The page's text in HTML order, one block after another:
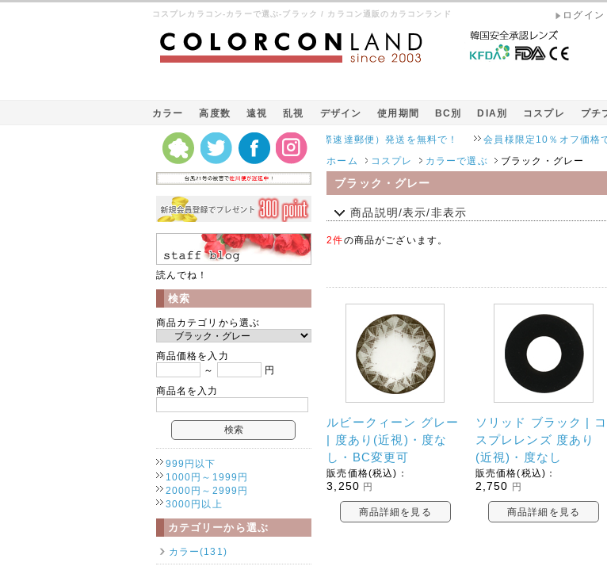
コスプレカラコン-カラーで選ぶ-ブラック / カラコン通販のカラコンランド ログイ
カラー 高度数 遠視 乱視 デザイン 使用期間 BC別 DIA別 コスプレ プチ
Kパケット（韓国の国際速達郵便）発送を無料で！ 会員様限定10％オフ価格でご提
ホーム コスプレ カラーで選ぶ ブラック・グレー
ブラック・グレー
商品説明/表示/非表示
2件の商品がございます。
ルビークィーン グレー
| 度あり(近視)・度な
し・BC変更可
販売価格(税込)：
3,250 円
商品詳細を見る
ソリッド ブラック | コ
スプレレンズ 度あり
(近視)・度なし
販売価格(税込)：
2,750 円
商品詳細を見る
読んでね！
検索
商品カテゴリから選ぶ
商品価格を入力
～
円
商品名を入力
999円以下
1000円～1999円
2000円～2999円
3000円以上
カテゴリーから選ぶ
カラー(131)